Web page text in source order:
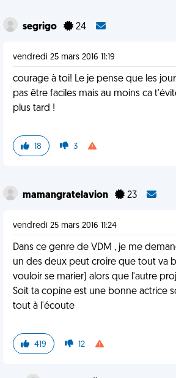
segrigo 24
vendredi 25 mars 2016 11:19
courage à toi! Le je pense que les
pas être faciles mais au moins ca
plus tard !
18 3
mamangratelavion 23
vendredi 25 mars 2016 11:24
Dans ce genre de VDM , je me
un des deux peut croire que tout va
vouloir se marier) alors que l'autre
Soit ta copine est une bonne actrice
tout à l'écoute
419 12